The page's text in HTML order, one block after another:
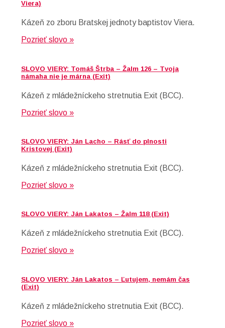
Viera)
Kázeň zo zboru Bratskej jednoty baptistov Viera.
Pozrieť slovo »
SLOVO VIERY: Tomáš Štrba – Žalm 126 – Tvoja
námaha nie je márna (Exit)
Kázeň z mládežníckeho stretnutia Exit (BCC).
Pozrieť slovo »
SLOVO VIERY: Ján Lacho – Rásť do plnosti
Kristovej (Exit)
Kázeň z mládežníckeho stretnutia Exit (BCC).
Pozrieť slovo »
SLOVO VIERY: Ján Lakatos – Žalm 118 (Exit)
Kázeň z mládežníckeho stretnutia Exit (BCC).
Pozrieť slovo »
SLOVO VIERY: Ján Lakatos – Ľutujem, nemám čas
(Exit)
Kázeň z mládežníckeho stretnutia Exit (BCC).
Pozrieť slovo »